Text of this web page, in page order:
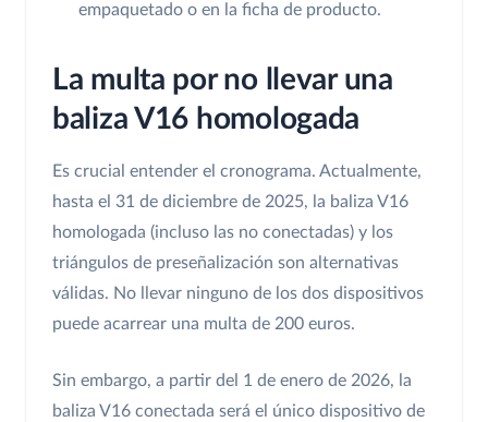
empaquetado o en la ficha de producto.
La multa por no llevar una
baliza V16 homologada
Es crucial entender el cronograma. Actualmente,
hasta el 31 de diciembre de 2025, la baliza V16
homologada (incluso las no conectadas) y los
triángulos de preseñalización son alternativas
válidas. No llevar ninguno de los dos dispositivos
puede acarrear una multa de 200 euros.
Sin embargo, a partir del 1 de enero de 2026, la
baliza V16 conectada será el único dispositivo de